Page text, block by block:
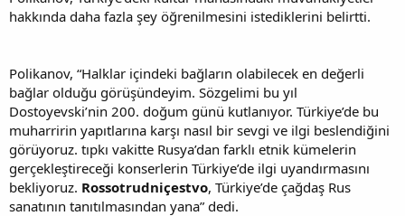
hakkında daha fazla şey öğrenilmesini istediklerini belirtti.
Polikanov, “Halklar içindeki bağların olabilecek en değerli
bağlar olduğu görüşündeyim. Sözgelimi bu yıl
Dostoyevski’nin 200. doğum günü kutlanıyor. Türkiye’de bu
muharririn yapıtlarına karşı nasıl bir sevgi ve ilgi beslendiğini
görüyoruz. tıpkı vakitte Rusya’dan farklı etnik kümelerin
gerçekleştireceği konserlerin Türkiye’de ilgi uyandırmasını
bekliyoruz. Rossotrudniçestvo, Türkiye’de çağdaş Rus
sanatının tanıtılmasından yana” dedi.